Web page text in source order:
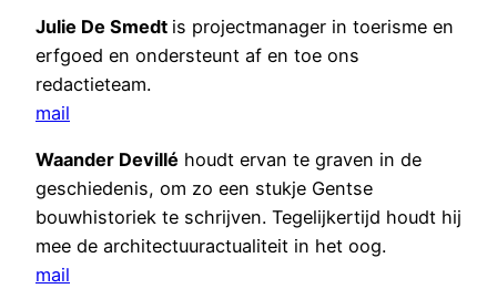
Julie De Smedt is projectmanager in toerisme en
erfgoed en ondersteunt af en toe ons
redactieteam.
mail
Waander Devillé houdt ervan te graven in de
geschiedenis, om zo een stukje Gentse
bouwhistoriek te schrijven. Tegelijkertijd houdt hij
mee de architectuuractualiteit in het oog.
mail